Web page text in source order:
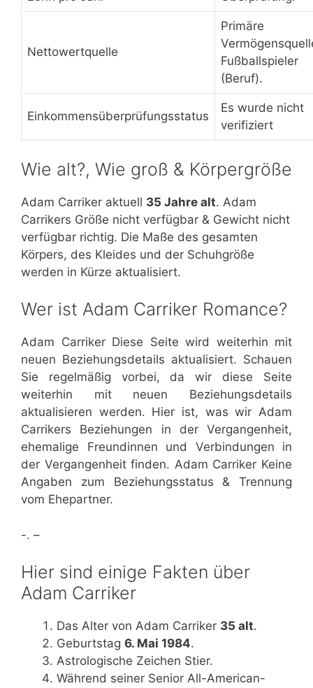
Nettowertquelle
Primäre
Fußballspieler
(Beruf).
Einkommensüberprüfungsstatus
Es wurde nicht
verifiziert
Wie alt?, Wie groß & Körpergröße
Adam Carriker aktuell 35 Jahre alt. Adam
Carrikers Größe nicht verfügbar & Gewicht nicht
verfügbar richtig. Die Maße des gesamten
Körpers, des Kleides und der Schuhgröße
werden in Kürze aktualisiert.
Wer ist Adam Carriker Romance?
Adam Carriker Diese Seite wird weiterhin mit
neuen Beziehungsdetails aktualisiert. Schauen
Sie regelmäßig vorbei, da wir diese Seite
weiterhin mit neuen Beziehungsdetails
aktualisieren werden. Hier ist, was wir Adam
Carrikers Beziehungen in der Vergangenheit,
ehemalige Freundinnen und Verbindungen in
der Vergangenheit finden. Adam Carriker Keine
Angaben zum Beziehungsstatus & Trennung
vom Ehepartner.
-. –
Hier sind einige Fakten über
Adam Carriker
Das Alter von Adam Carriker 35 alt.
Geburtstag 6. Mai 1984.
Astrologische Zeichen Stier.
Während seiner Senior All-American-